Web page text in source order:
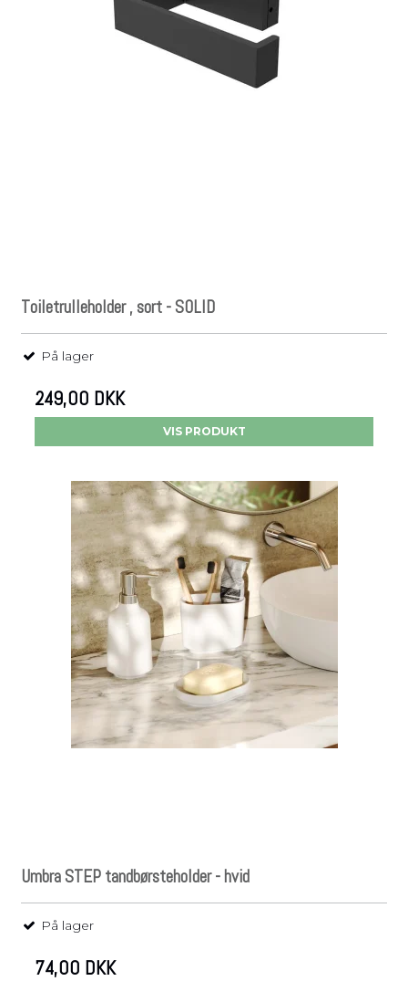
Toiletrulleholder , sort - SOLID
På lager
249,00 DKK
VIS PRODUKT
Umbra STEP tandbørsteholder - hvid
På lager
74,00 DKK